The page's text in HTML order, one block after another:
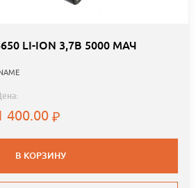
LI-ION 3,7В 5000 МАЧ
400.00
В КОРЗИНУ